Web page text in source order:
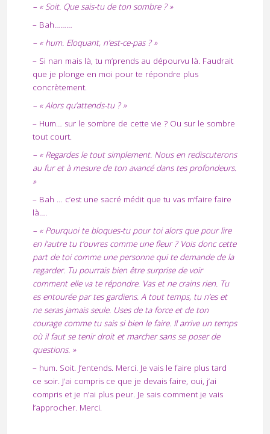
– « Soit. Que sais-tu de ton sombre ? »
– Bah………
– « hum. Eloquant, n’est-ce-pas ? »
– Si nan mais là, tu m’prends au dépourvu là. Faudrait
que je plonge en moi pour te répondre plus
concrètement.
– « Alors qu’attends-tu ? »
– Hum… sur le sombre de cette vie ? Ou sur le sombre
tout court.
– « Regardes le tout simplement. Nous en rediscuterons
au fur et à mesure de ton avancé dans tes profondeurs.
»
– Bah … c’est une sacré médit que tu vas m’faire faire
là….
– « Pourquoi te bloques-tu pour toi alors que pour lire
en l’autre tu t’ouvres comme une fleur ? Vois donc cette
part de toi comme une personne qui te demande de la
regarder. Tu pourrais bien être surprise de voir
comment elle va te répondre. Vas et ne crains rien. Tu
es entourée par tes gardiens. A tout temps, tu n’es et
ne seras jamais seule. Uses de ta force et de ton
courage comme tu sais si bien le faire. Il arrive un temps
où il faut se tenir droit et marcher sans se poser de
questions. »
– hum. Soit. J’entends. Merci. Je vais le faire plus tard
ce soir. J’ai compris ce que je devais faire, oui, j’ai
compris et je n’ai plus peur. Je sais comment je vais
l’approcher. Merci.